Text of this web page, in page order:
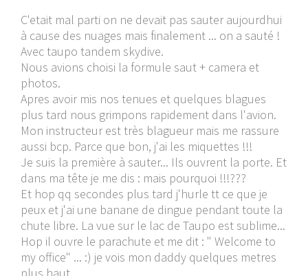
C'etait mal parti on ne devait pas sauter aujourdhui
à cause des nuages mais finalement ... on a sauté !
Avec taupo tandem skydive.
Nous avions choisi la formule saut + camera et
photos.
Apres avoir mis nos tenues et quelques blagues
plus tard nous grimpons rapidement dans l'avion.
Mon instructeur est très blagueur mais me rassure
aussi bcp. Parce que bon, j'ai les miquettes !!!
Je suis la première à sauter... Ils ouvrent la porte. Et
dans ma tête je me dis : mais pourquoi !!!???
Et hop qq secondes plus tard j'hurle tt ce que je
peux et j'ai une banane de dingue pendant toute la
chute libre. La vue sur le lac de Taupo est sublime...
Hop il ouvre le parachute et me dit : " Welcome to
my office" ... :) je vois mon daddy quelques metres
plus haut.